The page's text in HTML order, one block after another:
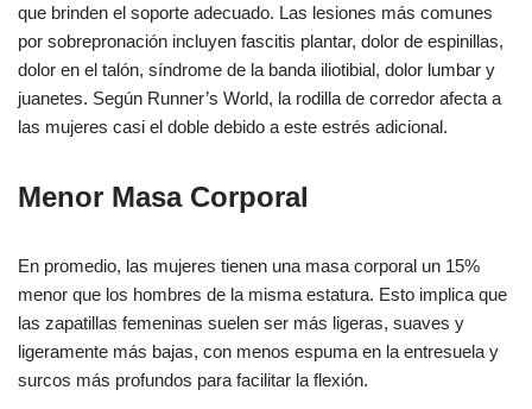
que brinden el soporte adecuado. Las lesiones más comunes
por sobrepronación incluyen fascitis plantar, dolor de espinillas,
dolor en el talón, síndrome de la banda iliotibial, dolor lumbar y
juanetes. Según Runner’s World, la rodilla de corredor afecta a
las mujeres casi el doble debido a este estrés adicional.
Menor Masa Corporal
En promedio, las mujeres tienen una masa corporal un 15%
menor que los hombres de la misma estatura. Esto implica que
las zapatillas femeninas suelen ser más ligeras, suaves y
ligeramente más bajas, con menos espuma en la entresuela y
surcos más profundos para facilitar la flexión.